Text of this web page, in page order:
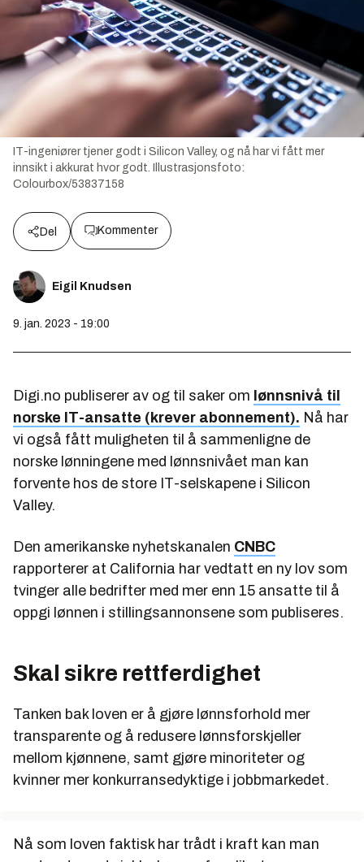
IT-ingeniører tjener godt i Silicon Valley, og nå har vi fått mer
innsikt i akkurat hvor godt.
Illustrasjonsfoto:
Colourbox/53837158
Del Kommenter
Eigil Knudsen
9. jan. 2023 - 19:00
Digi.no publiserer av og til saker om lønnsnivå til
norske IT-ansatte (krever abonnement). Nå har
vi også fått muligheten til å sammenligne de
norske lønningene med lønnsnivået man kan
forvente hos de store IT-selskapene i Silicon
Valley.
Den amerikanske nyhetskanalen CNBC
rapporterer at California har vedtatt en ny lov som
tvinger alle bedrifter med mer enn 15 ansatte til å
oppgi lønnen i stillingsannonsene som publiseres.
Skal sikre rettferdighet
Tanken bak loven er å gjøre lønnsforhold mer
transparente og å redusere lønnsforskjeller
mellom kjønnene, samt gjøre minoriteter og
kvinner mer konkurransedyktige i jobbmarkedet.
Nå som loven faktisk har trådt i kraft kan man